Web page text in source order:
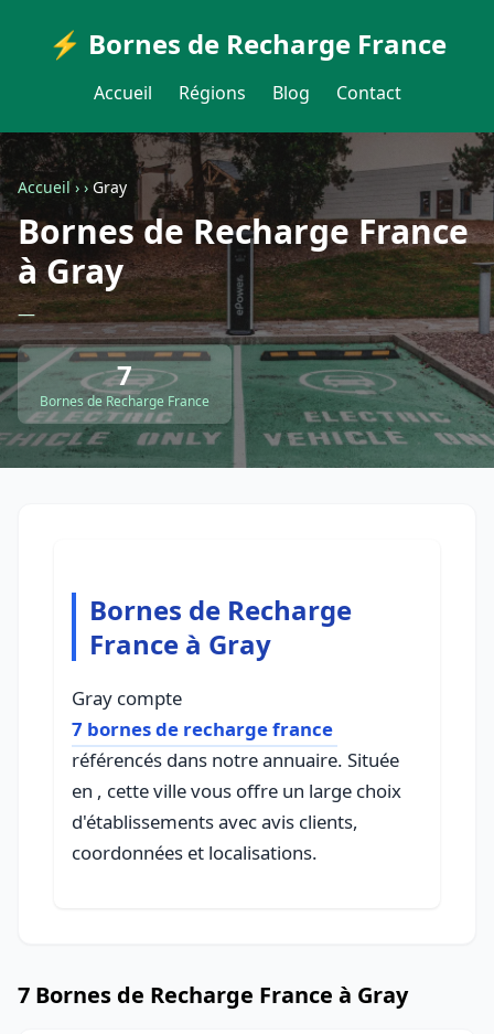
⚡ Bornes de Recharge France
Accueil Régions Blog Contact
Accueil››Gray
Bornes de Recharge France
à Gray
—
7
Bornes de Recharge France
Bornes de Recharge
France à Gray
Gray compte
7 bornes de recharge france
référencés dans notre annuaire. Située
en , cette ville vous offre un large choix
d'établissements avec avis clients,
coordonnées et localisations.
7 Bornes de Recharge France à Gray